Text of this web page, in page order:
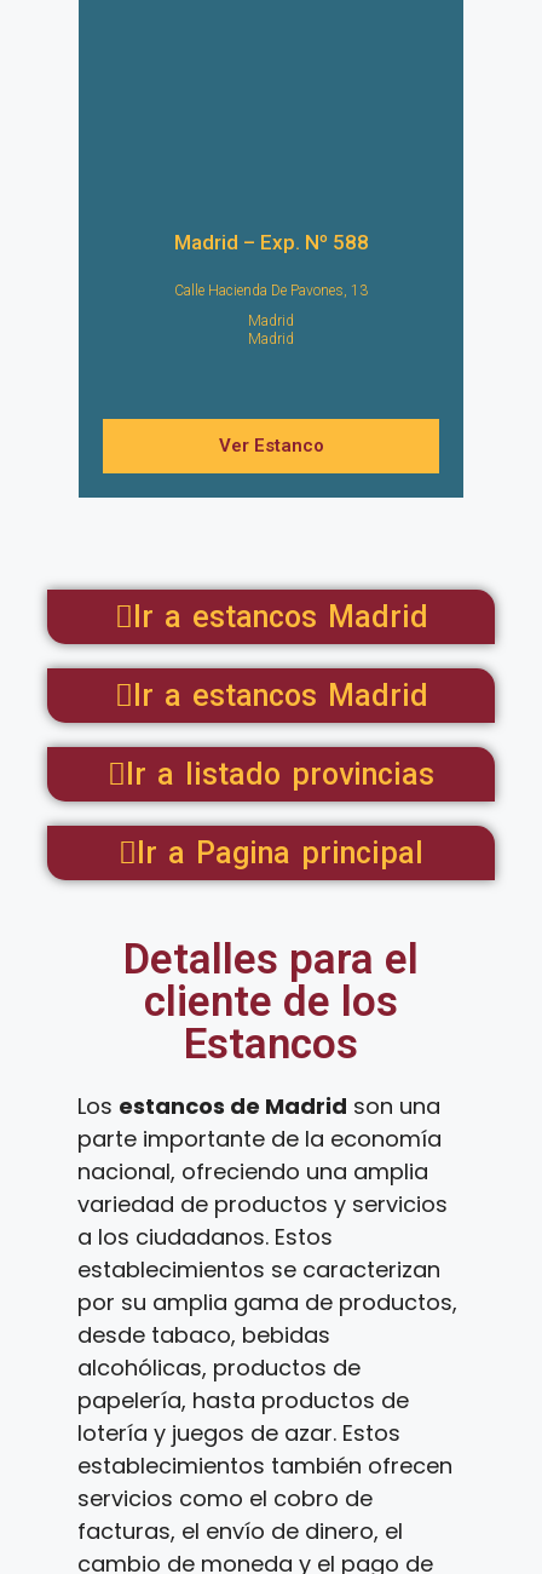
Madrid – Exp. Nº 588
Calle Hacienda De Pavones, 13
Madrid
Madrid
Ver Estanco
Ir a estancos Madrid
Ir a estancos Madrid
Ir a listado provincias
Ir a Pagina principal
Detalles para el
cliente de los
Estancos
Los estancos de Madrid son una
parte importante de la economía
nacional, ofreciendo una amplia
variedad de productos y servicios
a los ciudadanos. Estos
establecimientos se caracterizan
por su amplia gama de productos,
desde tabaco, bebidas
alcohólicas, productos de
papelería, hasta productos de
lotería y juegos de azar. Estos
establecimientos también ofrecen
servicios como el cobro de
facturas, el envío de dinero, el
cambio de moneda y el pago de